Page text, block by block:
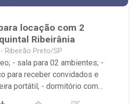
locação com 2
Ribeirânia
Ribeirão Preto/SP
- sala para 02 ambientes; -
para receber convidados e
portátil; - dormitório com